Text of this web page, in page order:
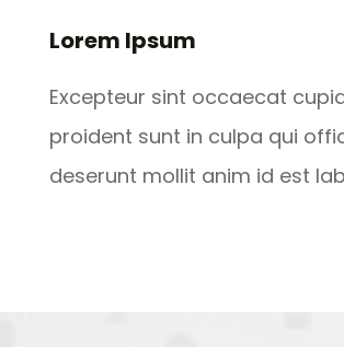
Lorem Ipsum
Excepteur sint occaecat
proident sunt in culpa qui
deserunt mollit anim id est